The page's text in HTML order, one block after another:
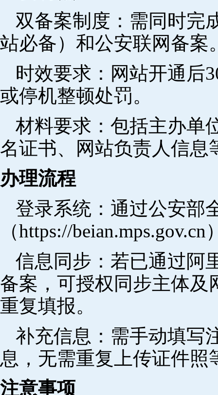
双备案制度：需同时完
站必备）和公安联网备案
时效要求：网站开通后
或停机整顿处罚。
材料要求：包括主办单
名证书、网站负责人信息
办理流程
登录系统：通过公安部
（https://
信息同步：若已通过阿
备案，可授权同步主体及
重复填报。
补充信息：需手动填写
息，无需重复上传证件照
注意事项